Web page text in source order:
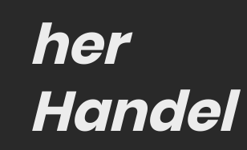
her
Handel